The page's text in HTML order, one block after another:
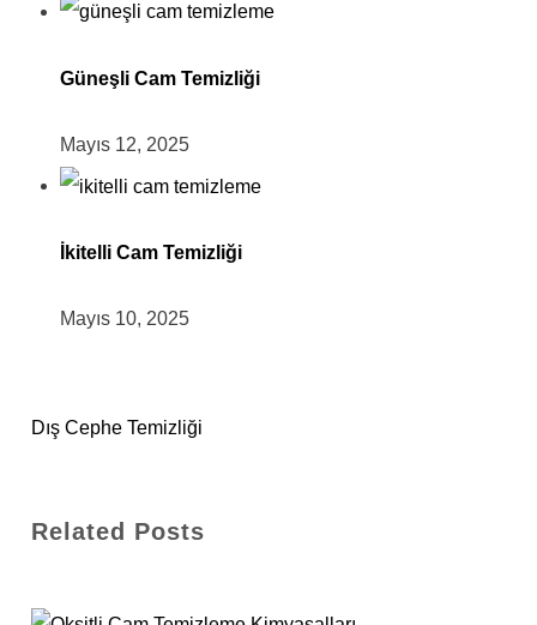
Güneşli Cam Temizliği
Mayıs 12, 2025
İkitelli Cam Temizliği
Mayıs 10, 2025
Dış Cephe Temizliği
Related Posts